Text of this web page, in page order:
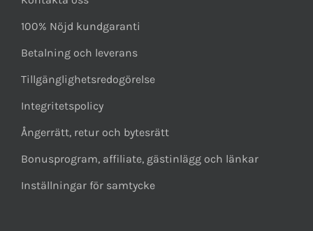
100% Nöjd kundgaranti
Betalning och leverans
Tillgänglighetsredogörelse
Integritetspolicy
Ångerrätt, retur och bytesrätt
Bonusprogram, affiliate, gästinlägg och länkar
Inställningar för samtycke